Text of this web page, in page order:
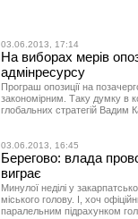
03.06.2013, 17:14
На виборах мерів
адмінресурсу
Програш опозиції на
закономірним. Таку думку в
глобальних стратегій Вадим
03.06.2013, 16:45
Берегово: влада
виграє
Минулої неділі у
міського голову. І, хоч
паралельним підрахунком